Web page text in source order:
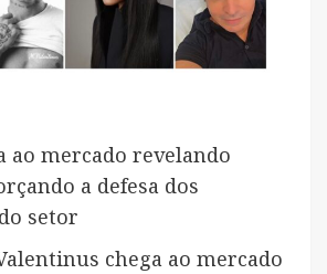
ao mercado revelando
a defesa dos
setor
chega ao mercado